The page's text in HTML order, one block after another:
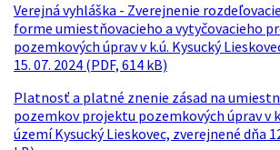
Verejná vyhláška - Zverejnenie
forme umiestňovacieho a vytyčovacieho
pozemkových úprav v k.ú. Kysucký
15. 07. 2024 (PDF, 614 kB)
Platnosť a platné znenie zásad na
pozemkov projektu pozemkových úprav v
území Kysucký Lieskovec, zverejnené dňa